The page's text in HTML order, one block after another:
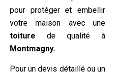
pour protéger et embellir
votre maison avec une
toiture de qualité à
Montmagny.
Pour un devis détaillé ou un